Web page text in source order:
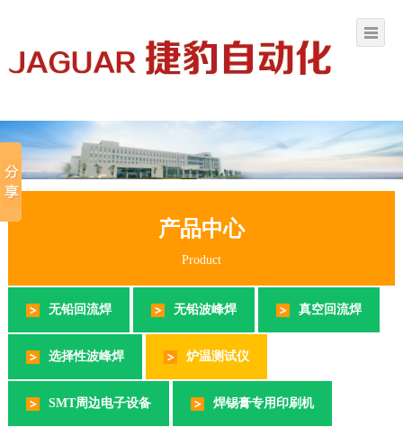
产品中心
Product
无铅回流焊 无铅波峰焊 真空回流焊
选择性波峰焊 炉温测试仪
SMT周边电子设备 焊锡膏专用印刷机